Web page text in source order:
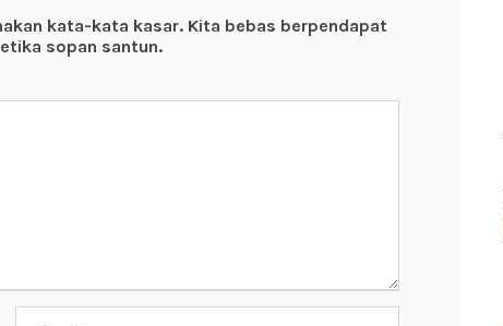
kata-kata kasar. Kita bebas berpendapat
sopan santun.